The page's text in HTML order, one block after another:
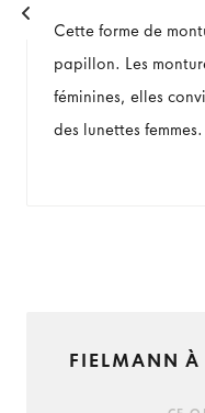
Cette forme de
papillon. Les
féminines, elles
des lunettes femmes.
FIELMANN À